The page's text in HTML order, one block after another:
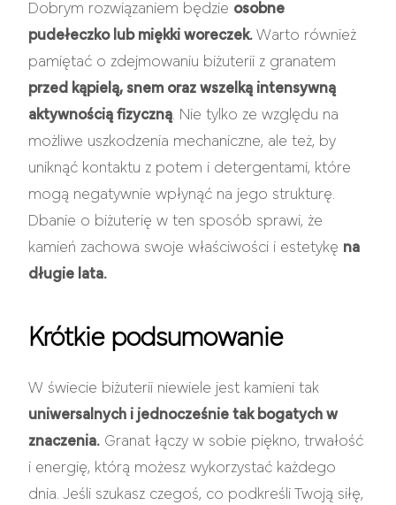
Dobrym rozwiązaniem będzie osobne
pudełeczko lub miękki woreczek. Warto również
pamiętać o zdejmowaniu biżuterii z granatem
przed kąpielą, snem oraz wszelką intensywną
aktywnością fizyczną. Nie tylko ze względu na
możliwe uszkodzenia mechaniczne, ale też, by
uniknąć kontaktu z potem i detergentami, które
mogą negatywnie wpłynąć na jego strukturę.
Dbanie o biżuterię w ten sposób sprawi, że
kamień zachowa swoje właściwości i estetykę na
długie lata.
Krótkie podsumowanie
W świecie biżuterii niewiele jest kamieni tak
uniwersalnych i jednocześnie tak bogatych w
znaczenia. Granat łączy w sobie piękno, trwałość
i energię, którą możesz wykorzystać każdego
dnia. Jeśli szukasz czegoś, co podkreśli Twoją siłę,